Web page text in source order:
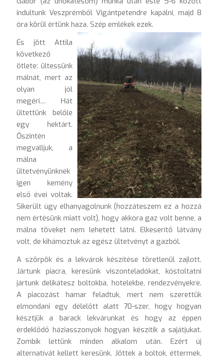
indultunk Veszprémből Vigántpetendre kapálni, majd 8
óra körül értünk haza. Szép emlékek ezek.
És jött Attila
következő
ötlete: ültessünk
málnát, mert az
olyan jól
megéri… Hát
ültettünk belőle
egy hektárt.
Őszintén
megvalljuk, a
málna
ültetvényünknek
igen kemény
első évei voltak.
Sikerült úgy elhanyagolnunk (hozzáteszem ez a hozzá
nem értésünk miatt volt), hogy akkora gaz volt benne, a
málna töveket nem lehetett látni. Elkeserítő látvány
volt, de kihámoztuk az egész ültetvényt a gazból.
A szörpök és a lekvárok készítése töretlenül zajlott.
Jártunk piacra, keresünk viszonteladókat, kóstoltatni
jártunk delikátesz boltokba, hotelekbe, rendezvényekre.
A piacozást hamar feladtuk, mert nem szerettük
elmondani egy délelőtt alatt 70-szer, hogy hogyan
késztjük a barack lekvárunkat és hogy az éppen
érdeklődő háziasszonyok hogyan készítik a sajátjukat.
Zombik lettünk minden alkalom után. Ezért új
alternatívát kellett keresünk. Jöttek a boltok, éttermek,